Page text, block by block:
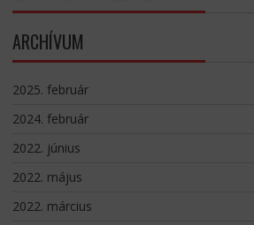
ARCHÍVUM
2025. február
2024. február
2022. június
2022. május
2022. március